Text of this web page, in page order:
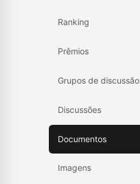
Ranking
Prêmios
Grupos de discussão
Discussões
Documentos
Imagens